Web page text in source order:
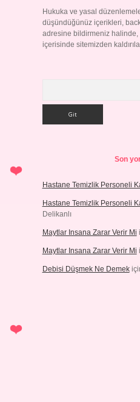
Hukuka ve yasal
düşündüğünüz içerikleri,
adresine bildirmeniz
içerisinde sitemizden
Son
Hastane Temizlik Personeli
Hastane Temizlik Personeli
Delikanlı
Maytlar Insana Zarar Verir Mi
Maytlar Insana Zarar Verir Mi
Debisi Düşmek Ne Demek